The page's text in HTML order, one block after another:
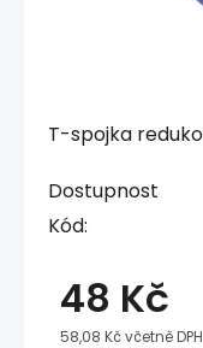
T-spojka
Dostupnost
Kód:
48 Kč
58,08 Kč včetně DPH